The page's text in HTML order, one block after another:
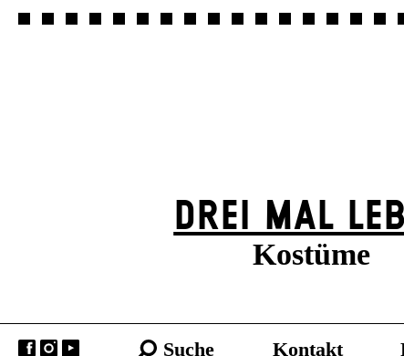
DREI MAL
Kostüme
Suche Kontakt